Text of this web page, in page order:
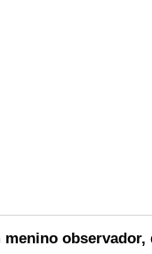
menino